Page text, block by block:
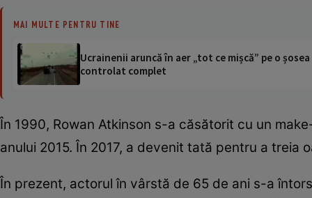
MAI MULTE PENTRU TINE
Ucrainenii aruncă în aer „tot ce mișcă” pe o
controlat complet
În 1990, Rowan Atkinson s-a căsătorit cu un
anului 2015. În 2017, a devenit tată pentru a treia
În prezent, actorul în vârstă de 65 de ani s-a